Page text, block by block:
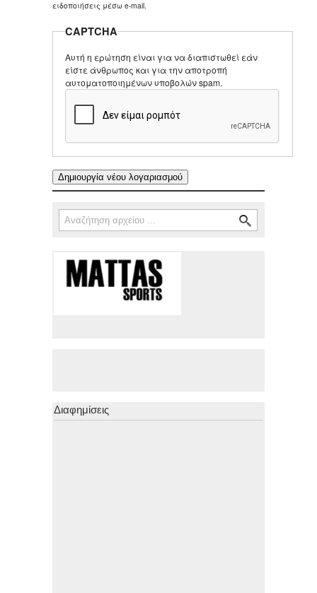
ειδοποιήσεις μέσω e-mail.
CAPTCHA
Αυτή η ερώτηση είναι για να διαπιστωθεί εάν
είστε άνθρωπος και για την αποτροπή
αυτοματοποιημένων υποβολών spam.
Φόρμα αναζήτησης
Αναζήτηση
Διαφημίσεις